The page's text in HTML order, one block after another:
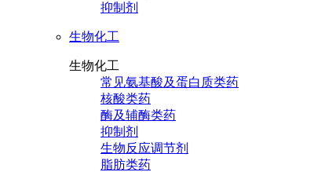
抑制剂
生物化工
生物化工
常见氨基酸及蛋白质类药
核酸类药
酶及辅酶类药
抑制剂
生物反应调节剂
脂肪类药